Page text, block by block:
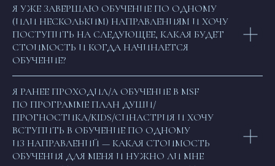
Я УЖЕ ЗАВЕРШАЮ ОБУЧЕНИЕ ПО ОДНОМУ
(ИЛИ НЕСКОЛЬКИМ) НАПРАВЛЕНИЯМ И ХОЧУ
ПОСТУПИТЬ НА СЛЕДУЮЩЕЕ, КАКАЯ БУДЕТ
СТОИМОСТЬ И КОГДА НАЧИНАЕТСЯ
ОБУЧЕНИЕ?
Я РАНЕЕ ПРОХОДИЛ/А ОБУЧЕНИЕ В MSF
ПО ПРОГРАММЕ ПЛАН ДУШИ/
ПРОГНОСТИКА/KIDS/СИНАСТРИЯ И ХОЧУ
ВСТУПИТЬ В ОБУЧЕНИЕ ПО ОДНОМУ
ИЗ НАПРАВЛЕНИЙ — КАКАЯ СТОИМОСТЬ
ОБУЧЕНИЯ ДЛЯ МЕНЯ И НУЖНО ЛИ МНЕ